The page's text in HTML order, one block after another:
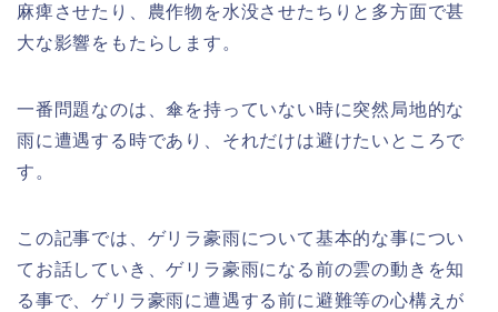
麻痺させたり、農作物を水没させたちりと多方面で甚
大な影響をもたらします。
一番問題なのは、傘を持っていない時に突然局地的な
雨に遭遇する時であり、それだけは避けたいところで
す。
この記事では、ゲリラ豪雨について基本的な事につい
てお話していき、ゲリラ豪雨になる前の雲の動きを知
る事で、ゲリラ豪雨に遭遇する前に避難等の心構えが